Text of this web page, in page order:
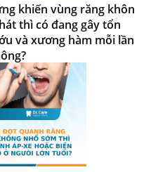
khiến vùng răng khôn
thì có đang gây tổn
và xương hàm mỗi lần